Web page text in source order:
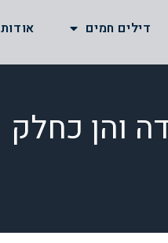
דילים חמים אודות
והן כחלק